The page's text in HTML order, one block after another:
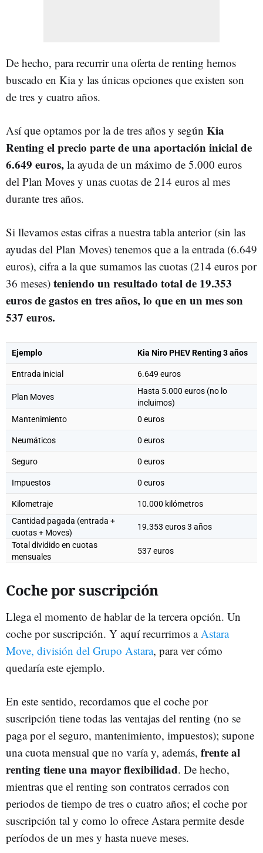
De hecho, para recurrir una oferta de renting hemos
buscado en Kia y las únicas opciones que existen son
de tres y cuatro años.
Así que optamos por la de tres años y según Kia
Renting el precio parte de una aportación inicial de
6.649 euros, la ayuda de un máximo de 5.000 euros
del Plan Moves y unas cuotas de 214 euros al mes
durante tres años.
Si llevamos estas cifras a nuestra tabla anterior (sin las
ayudas del Plan Moves) tenemos que a la entrada (6.649
euros), cifra a la que sumamos las cuotas (214 euros por
36 meses) teniendo un resultado total de 19.353
euros de gastos en tres años, lo que en un mes son
537 euros.
Ejemplo Kia Niro PHEV Renting 3 años
Entrada inicial 6.649 euros
Plan Moves
Hasta 5.000 euros (no lo
incluimos)
Mantenimiento
0 euros
Neumáticos 0 euros
Seguro 0 euros
Impuestos 0 euros
Kilometraje
10.000 kilómetros
Cantidad pagada (entrada +
cuotas + Moves)
19.353 euros 3 años
Total dividido en cuotas
mensuales
537 euros
Coche por suscripción
Llega el momento de hablar de la tercera opción. Un
coche por suscripción. Y aquí recurrimos aAstara
Move, división del Grupo Astara, para ver cómo
quedaría este ejemplo.
En este sentido, recordamos que el coche por
suscripción tiene todas las ventajas del renting (no se
paga por el seguro, mantenimiento, impuestos); supone
una cuota mensual que no varía y, además, frente al
renting tiene una mayor flexibilidad. De hecho,
mientras que el renting son contratos cerrados con
periodos de tiempo de tres o cuatro años; el coche por
suscripción tal y como lo ofrece Astara permite desde
períodos de un mes y hasta nueve meses.